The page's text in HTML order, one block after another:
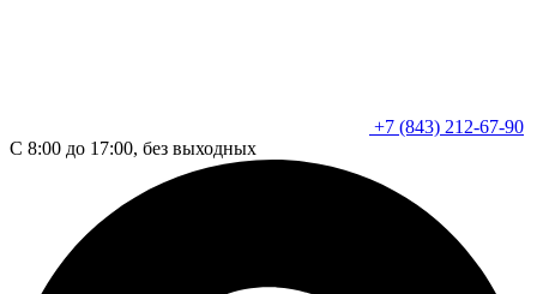
+7 (843) 212-67-90
С 8:00 до 17:00, без выходных